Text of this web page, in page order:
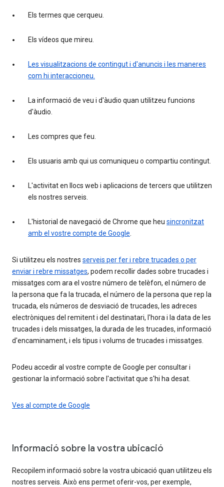
Els termes que cerqueu.
Els vídeos que mireu.
Les visualitzacions de contingut i d'anuncis i les maneres
com hi interaccioneu.
La informació de veu i d'àudio quan utilitzeu funcions
d'àudio.
Les compres que feu.
Els usuaris amb qui us comuniqueu o compartiu contingut.
L'activitat en llocs web i aplicacions de tercers que utilitzen
els nostres serveis.
L'historial de navegació de Chrome que heu sincronitzat
amb el vostre compte de Google.
Si utilitzeu els nostres serveis per fer i rebre trucades o per
enviar i rebre missatges, podem recollir dades sobre trucades i
missatges com ara el vostre número de telèfon, el número de
la persona que fa la trucada, el número de la persona que rep la
trucada, els números de desviació de trucades, les adreces
electròniques del remitent i del destinatari, l'hora i la data de les
trucades i dels missatges, la durada de les trucades, informació
d'encaminament, i els tipus i volums de trucades i missatges.
Podeu accedir al vostre compte de Google per consultar i
gestionar la informació sobre l'activitat que s'hi ha desat.
Ves al compte de Google
Informació sobre la vostra ubicació
Recopilem informació sobre la vostra ubicació quan utilitzeu els
nostres serveis. Això ens permet oferir-vos, per exemple,